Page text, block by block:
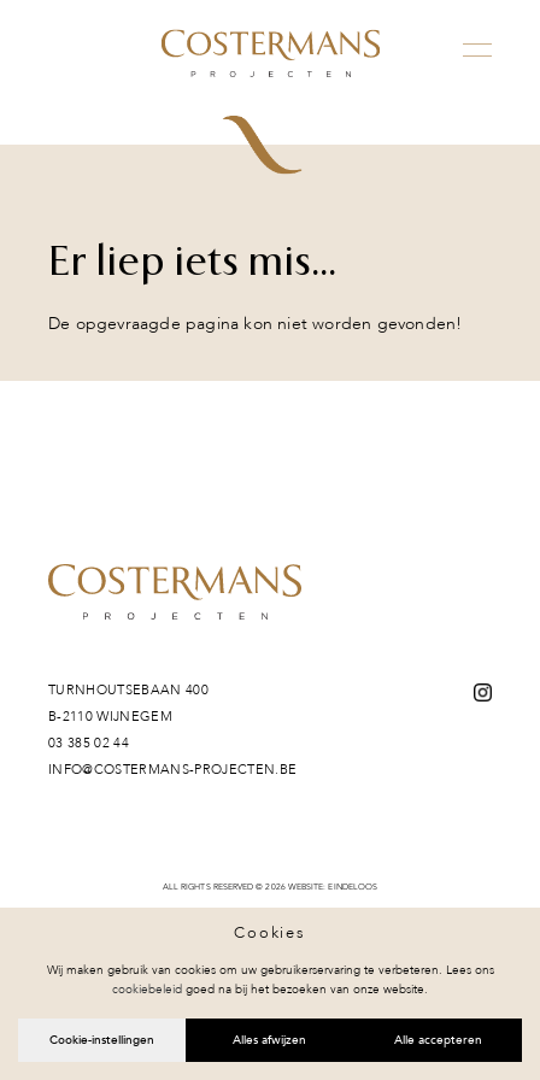
Er liep iets mis...
De opgevraagde pagina kon niet worden gevonden!
TURNHOUTSEBAAN 400
B-2110 WIJNEGEM
03 385 02 44
INFO@COSTERMANS-PROJECTEN.BE
ALL RIGHTS RESERVED © 2026 WEBSITE:EINDELOOS
Cookies
Wij maken gebruik van cookies om uw gebruikerservaring te verbeteren. Lees ons
cookiebeleid goed na bij het bezoeken van onze website.
Cookie-instellingen Alles afwijzen Alle accepteren